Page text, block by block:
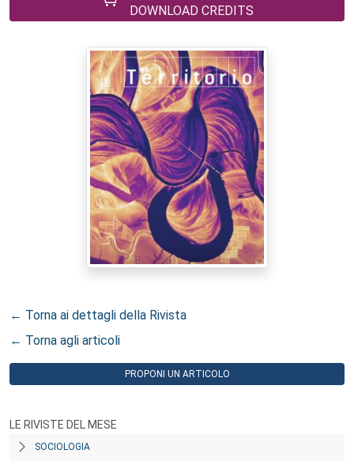
DOWNLOAD CREDITS
← Torna ai dettagli della Rivista
← Torna agli articoli
PROPONI UN ARTICOLO
LE RIVISTE DEL MESE
SOCIOLOGIA